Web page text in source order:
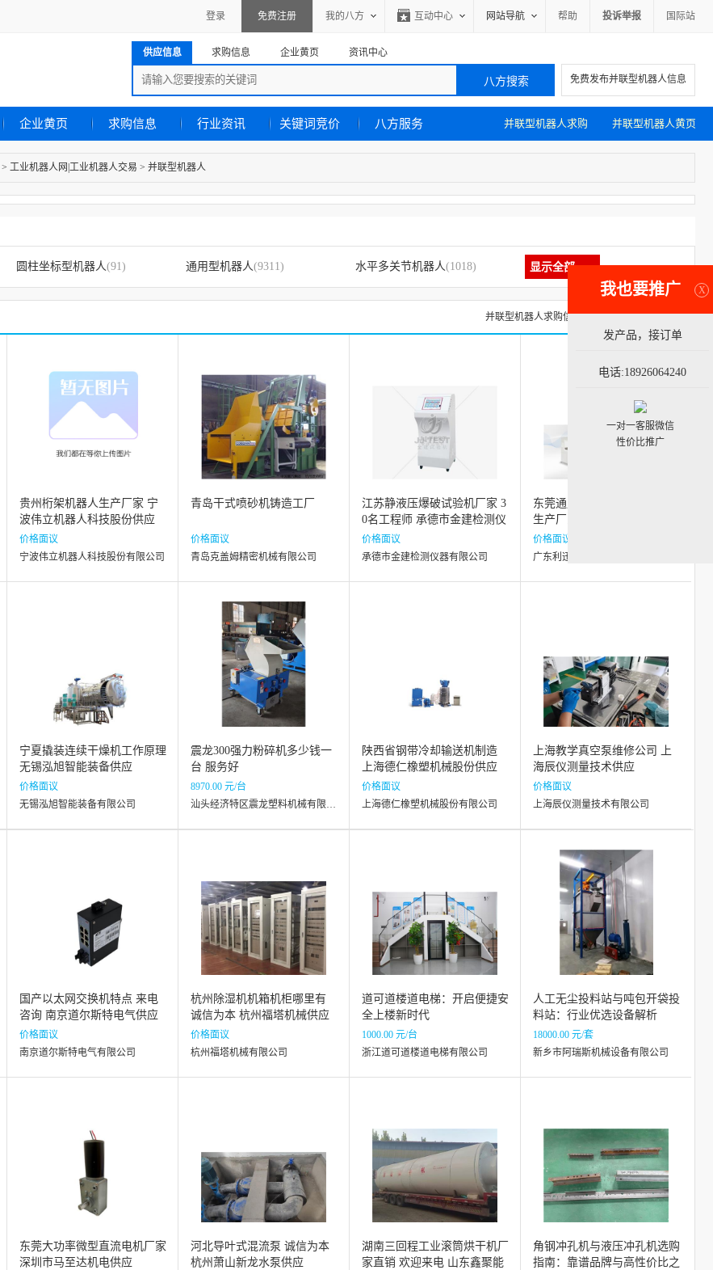
登录 免费注册 我的八方 互动中心 网站导航 帮助 投诉举报 国际站
免费发布并联型机器人信息
供应信息 求购信息 企业黄页 资讯中心
企业黄页 求购信息 行业资讯 关键词竞价 八方服务 并联型机器人黄页
并联型机器人求购
> 工业机器人网|工业机器人交易 > 并联型机器人
圆柱坐标型机器人(91) 通用型机器人(9311) 水平多关节机器人(1018) 显示全部
并联型机器人求购信息 并联型机器人黄页
贵州桁架机器人生产厂家 宁
波伟立机器人科技股份供应
价格面议
宁波伟立机器人科技股份有限公司
青岛干式喷砂机铸造工厂
价格面议
青岛克盖姆精密机械有限公司
江苏静液压爆破试验机厂家 3
0名工程师 承德市金建检测仪
器供应
价格面议
承德市金建检测仪器有限公司
东莞通用小型打磨去毛刺设备
生产厂家 广东利迅达机器人
系统股份供应
价格面议
宁夏撬装连续干燥机工作原理
无锡泓旭智能装备供应
价格面议
无锡泓旭智能装备有限公司
震龙300强力粉碎机多少钱一
台 服务好
8970.00 元/台
汕头经济特区震龙塑料机械有限公司
陕西省钢带冷却输送机制造
上海德仁橡塑机械股份供应
价格面议
上海德仁橡塑机械股份有限公司
上海教学真空泵维修公司 上
海辰仪测量技术供应
价格面议
上海辰仪测量技术有限公司
国产以太网交换机特点 来电
咨询 南京道尔斯特电气供应
价格面议
南京道尔斯特电气有限公司
杭州除湿机机箱机柜哪里有
诚信为本 杭州福塔机械供应
价格面议
杭州福塔机械有限公司
道可道楼道电梯：开启便捷安
全上楼新时代
1000.00 元/台
浙江道可道楼道电梯有限公司
人工无尘投料站与吨包开袋投
料站：行业优选设备解析
18000.00 元/套
新乡市阿瑞斯机械设备有限公司
东莞大功率微型直流电机厂家
深圳市马至达机电供应
河北导叶式混流泵 诚信为本
杭州萧山新龙水泵供应
湖南三回程工业滚筒烘干机厂
家直销 欢迎来电 山东鑫聚能
角钢冲孔机与液压冲孔机选购
指南：靠谱品牌与高性价比之
X
我也要推广
发产品，接订单
电话:18926064240
一对一客服微信
性价比推广